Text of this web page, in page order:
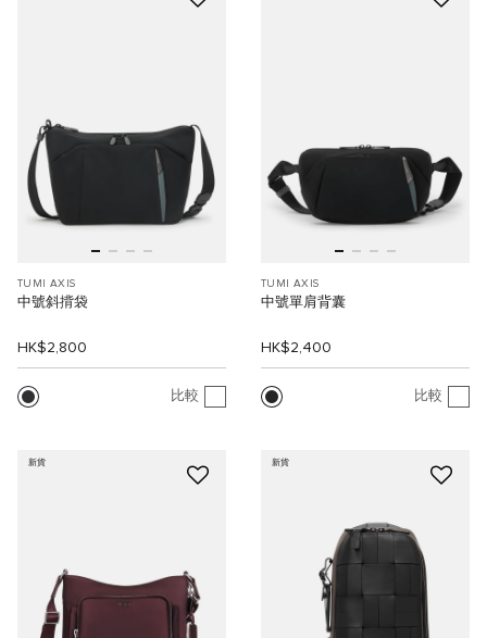
TUMI AXIS
中號斜揹袋
HK$2,800
比較
TUMI AXIS
中號單肩背囊
HK$2,400
比較
新貨 新貨